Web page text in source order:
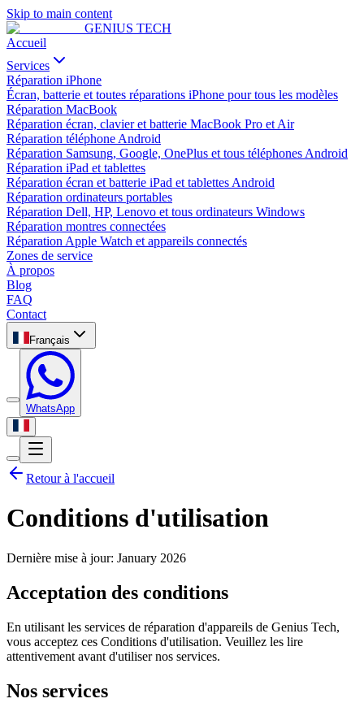
Skip to main content
GENIUS TECH
Accueil
Services
Réparation iPhone
Écran, batterie et toutes réparations iPhone pour tous les modèles
Réparation MacBook
Réparation écran, clavier et batterie MacBook Pro et Air
Réparation téléphone Android
Réparation Samsung, Google, OnePlus et tous téléphones Android
Réparation iPad et tablettes
Réparation écran et batterie iPad et tablettes Android
Réparation ordinateurs portables
Réparation Dell, HP, Lenovo et tous ordinateurs Windows
Réparation montres connectées
Réparation Apple Watch et appareils connectés
Zones de service
À propos
Blog
FAQ
Contact
Français
WhatsApp
Retour à l'accueil
Conditions d'utilisation
Dernière mise à jour: January 2026
Acceptation des conditions
En utilisant les services de réparation d'appareils de Genius Tech,
vous acceptez ces Conditions d'utilisation. Veuillez les lire
attentivement avant d'utiliser nos services.
Nos services